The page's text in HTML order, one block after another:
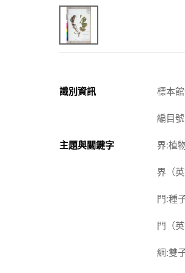
識別資訊 標本
編目
主題與關鍵字 界:植
界（
門:種
門（
綱:雙